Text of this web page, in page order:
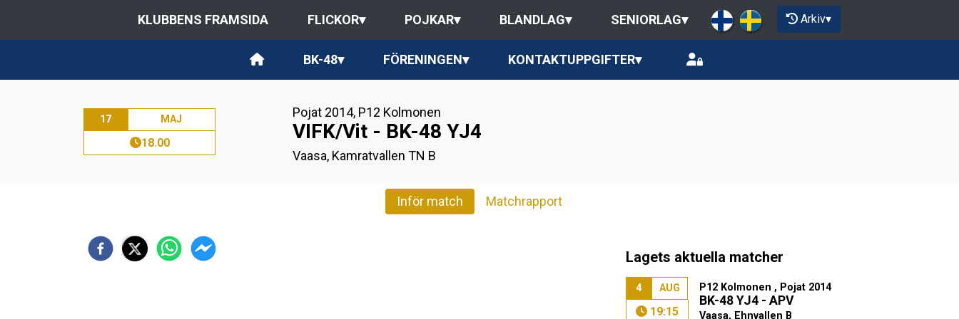
KLUBBENS FRAMSIDA FLICKOR▾ POJKAR▾ BLANDLAG▾ SENIORLAG▾ Arkiv▾
BK-48▾ FÖRENINGEN▾ KONTAKTUPPGIFTER▾
17 MAJ
18.00
Pojat 2014, P12 Kolmonen
VIFK/Vit - BK-48 YJ4
Vaasa, Kamratvallen TN B
Inför match Matchrapport
Lagets aktuella matcher
4 AUG
19:15
P12 Kolmonen , Pojat 2014
BK-48 YJ4 - APV
Vaasa, Ehnvallen B